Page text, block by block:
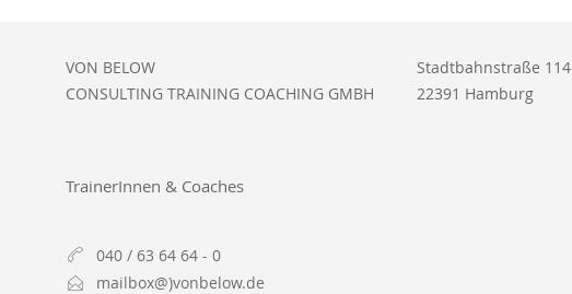
VON BELOW
CONSULTING TRAINING COACHING GMBH
TrainerInnen & Coaches
040 / 63 64 64 - 0
mailbox@)vonbelow.de
Stadtbahnstraße 114
22391 Hamburg